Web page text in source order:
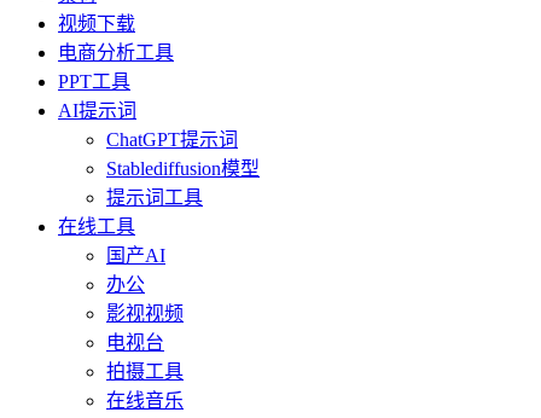
视频下载
电商分析工具
PPT工具
AI提示词
ChatGPT提示词
Stablediffusion模型
提示词工具
在线工具
国产AI
办公
影视视频
电视台
拍摄工具
在线音乐